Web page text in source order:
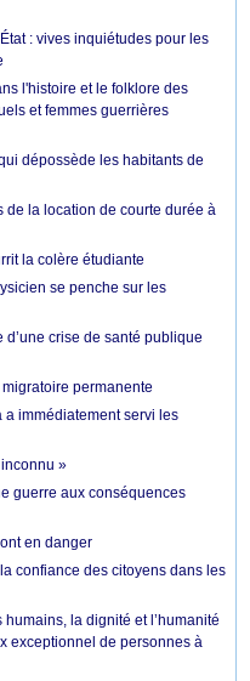
: vives inquiétudes pour les
l'histoire et le folklore des
et femmes guerrières
dépossède les habitants de
de la location de courte durée à
la colère étudiante
se penche sur les
d’une crise de santé publique
permanente
a immédiatement servi les
»
guerre aux conséquences
en danger
confiance des citoyens dans les
la dignité et l’humanité
exceptionnel de personnes à